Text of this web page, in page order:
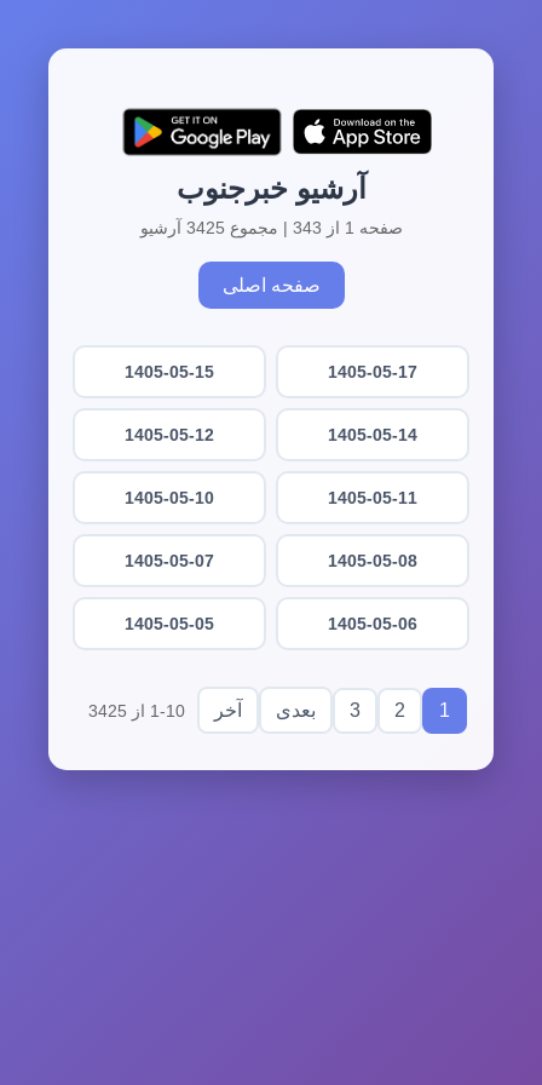
آرشیو خبرجنوب
صفحه 1 از 343 | مجموع 3425 آرشیو
صفحه اصلی
1405-05-17
1405-05-15
1405-05-14
1405-05-12
1405-05-11
1405-05-10
1405-05-08
1405-05-07
1405-05-06
1405-05-05
1
2
3 بعدی آخر 1-10 از 3425